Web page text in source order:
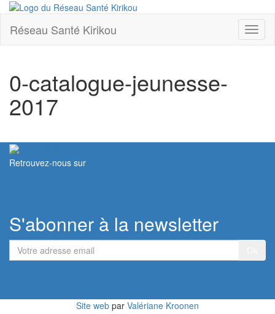
Réseau Santé Kirikou
0-catalogue-jeunesse-
2017
Retrouvez-nous sur
S'abonner à la newsletter
Votre
adresse
Site web par Valériane Kroonen